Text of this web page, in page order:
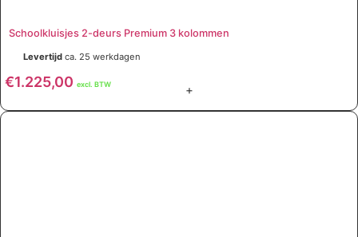
Schoolkluisjes 2-deurs Premium 3 kolommen
Levertijdca. 25 werkdagen
€1.225,00 excl. BTW +